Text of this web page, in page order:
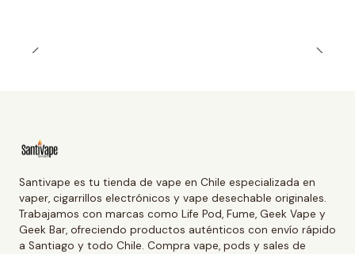
Santivape es tu tienda de vape en Chile especializada en
vaper, cigarrillos electrónicos y vape desechable originales.
Trabajamos con marcas como Life Pod, Fume, Geek Vape y
Geek Bar, ofreciendo productos auténticos con envío rápido
a Santiago y todo Chile. Compra vape, pods y sales de